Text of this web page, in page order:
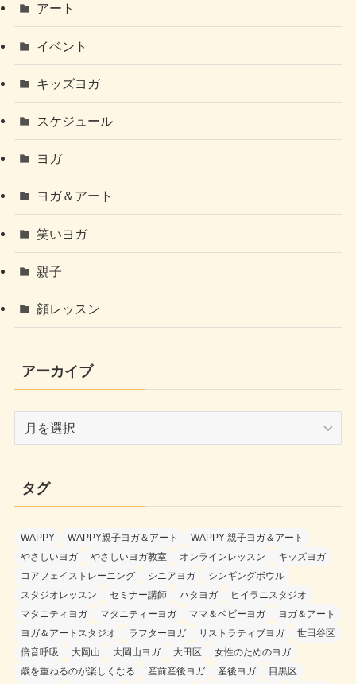
アート
イベント
キッズヨガ
スケジュール
ヨガ
ヨガ＆アート
笑いヨガ
親子
顔レッスン
アーカイブ
ブ
タグ
WAPPY WAPPY親子ヨガ＆アート
WAPPY 親子ヨガ＆アート
やさしいヨガ
やさしいヨガ教室 オンラインレッスン
キッズヨガ
コアフェイストレーニング
シニアヨガ
シンギングボウル
スタジオレッスン
セミナー講師 ハタヨガ
ヒイラニスタジオ
マタニティヨガ
マタニティーヨガ ママ＆ベビーヨガ
ヨガ＆アート
ヨガ＆アートスタジオ
ラフターヨガ リストラティブヨガ
世田谷区
倍音呼吸
大岡山 大岡山ヨガ 大田区
女性のためのヨガ
歳を重ねるのが楽しくなる
産前産後ヨガ 産後ヨガ
目黒区